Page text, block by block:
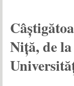
Niță, de